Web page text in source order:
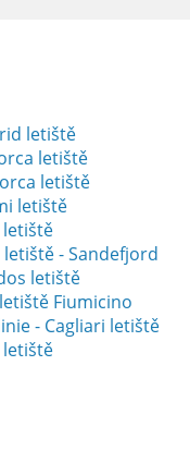
letiště
letiště
letiště
letiště
letiště
letiště - Sandefjord
letiště
Fiumicino
- Cagliari letiště